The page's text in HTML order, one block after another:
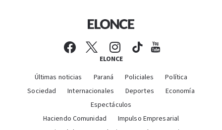
ELONCE
Últimas noticias Paraná Policiales
Política
Sociedad
Internacionales Deportes
Economía
Espectáculos
Haciendo Comunidad
Impulso Empresarial